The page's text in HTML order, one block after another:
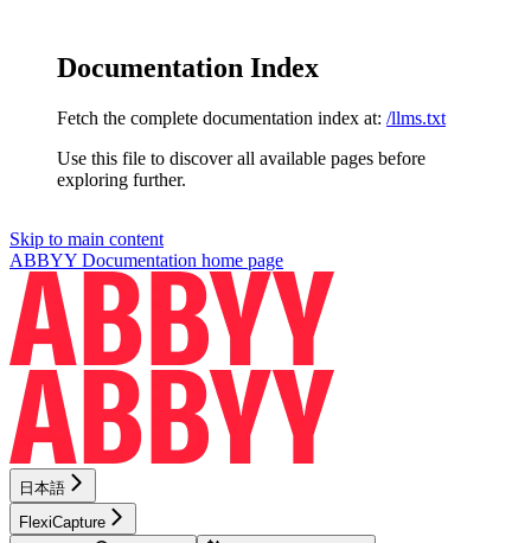
Documentation Index
Fetch the complete documentation index at: /llms.txt
Use this file to discover all available pages before
exploring further.
Skip to main content
ABBYY Documentation home page
日本語
FlexiCapture